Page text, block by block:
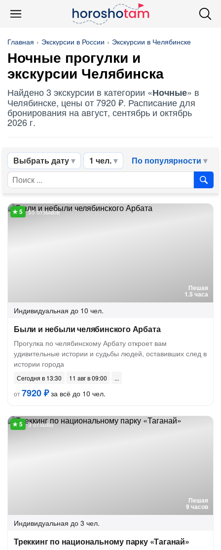
Главная Экскурсии в России Экскурсии в Челябинске
Ночные прогулки и
экскурсии Челябинска
Найдено 3 экскурсии в категории «Ночные» в
Челябинске, цены от 7920 ₽. Расписание для
бронирования на август, сентябрь и октябрь
2026 г.
Выбрать дату 1 чел. По популярности
Пешая
1.5 часа
55 отзывов
Индивидуальная до 10 чел.
Были и небыли челябинского Арбата
Прогулка по челябинскому Арбату откроет вам
удивительные истории и судьбы людей, оставивших след в
истории города
Сегодня в 13:30
11 авг в 09:00
от7920 ₽за всё до 10 чел.
Пешая
9 часов
3 отзыва
Индивидуальная до 3 чел.
Треккинг по национальному парку «Таганай»